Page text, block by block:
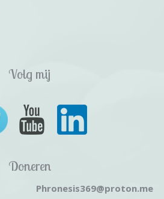
Volg mij
Doneren
Phronesis369@proton.me